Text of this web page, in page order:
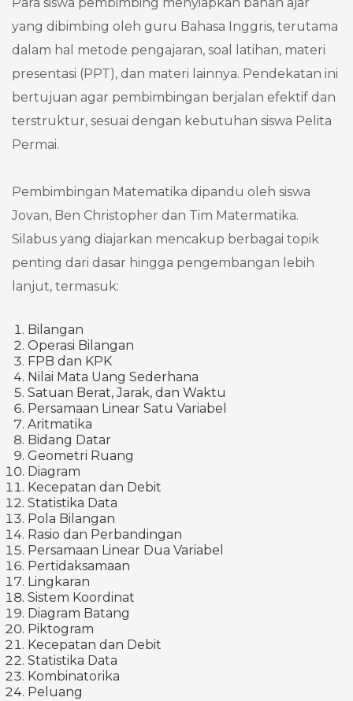
yang dibimbing oleh guru Bahasa Inggris, terutama
dalam hal metode pengajaran, soal latihan, materi
presentasi (PPT), dan materi lainnya. Pendekatan ini
bertujuan agar pembimbingan berjalan efektif dan
terstruktur, sesuai dengan kebutuhan siswa Pelita
Permai.
Pembimbingan Matematika dipandu oleh siswa
Jovan, Ben Christopher dan Tim Matermatika.
Silabus yang diajarkan mencakup berbagai topik
penting dari dasar hingga pengembangan lebih
lanjut, termasuk:
Bilangan
Operasi Bilangan
FPB dan KPK
Nilai Mata Uang Sederhana
Satuan Berat, Jarak, dan Waktu
Persamaan Linear Satu Variabel
Aritmatika
Bidang Datar
Geometri Ruang
Diagram
Kecepatan dan Debit
Statistika Data
Pola Bilangan
Rasio dan Perbandingan
Persamaan Linear Dua Variabel
Pertidaksamaan
Lingkaran
Sistem Koordinat
Diagram Batang
Piktogram
Kecepatan dan Debit
Statistika Data
Kombinatorika
Peluang